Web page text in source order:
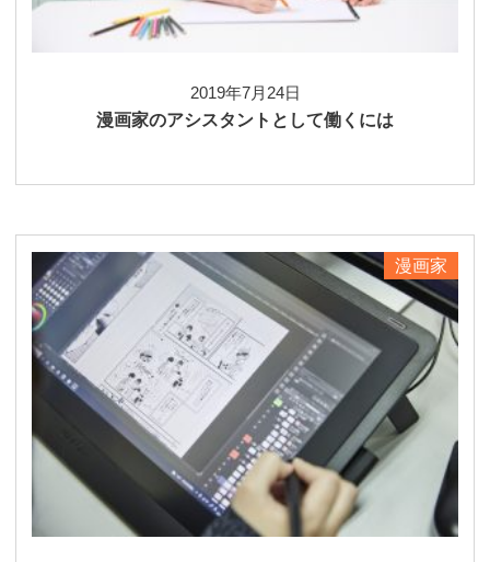
2019年7月24日
漫画家のアシスタントとして働くには
漫画家